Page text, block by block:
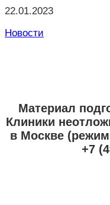
22.01.2023
Новости
Материал
Клиники
в Москве
+7